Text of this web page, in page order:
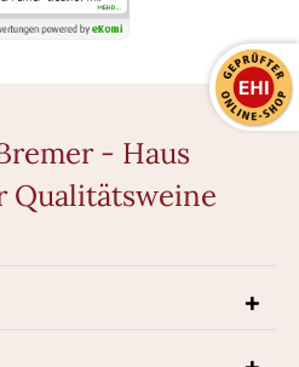
- Haus
Qualitätsweine